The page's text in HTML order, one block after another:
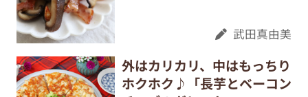
武田真由美
外はカリカリ、中はもっちり
ホクホク♪「長芋とベーコン